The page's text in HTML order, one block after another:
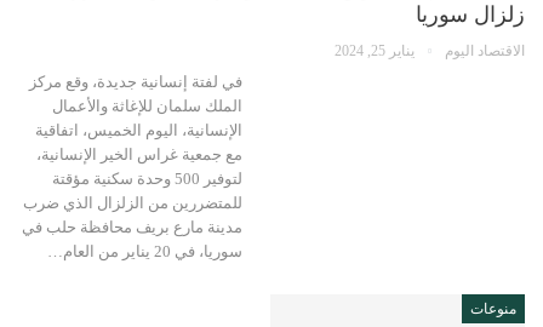
زلزال سوريا
الاقتصاد اليوم يناير 25, 2024
في لفتة إنسانية جديدة، وقع مركز
الملك سلمان للإغاثة والأعمال
الإنسانية، اليوم الخميس، اتفاقية
مع جمعية غراس الخير الإنسانية،
لتوفير 500 وحدة سكنية مؤقتة
للمتضررين من الزلزال الذي ضرب
مدينة مارع بريف محافظة حلب في
سوريا، في 20 يناير من العام…
منوعات